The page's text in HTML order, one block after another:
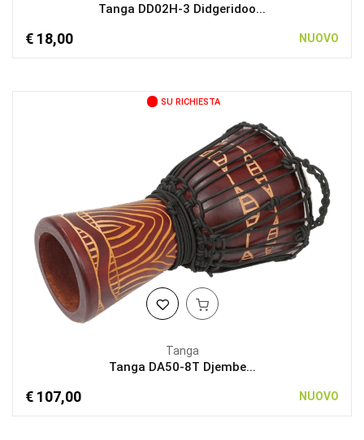
Tanga DD02H-3 Didgeridoo...
€ 18,00 NUOVO
SU RICHIESTA
Tanga
Tanga DA50-8T Djembe...
€ 107,00 NUOVO